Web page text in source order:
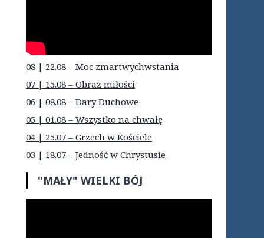
08 | 22.08 – Moc zmartwychwstania
07 | 15.08 – Obraz miłości
06 | 08.08 – Dary Duchowe
05 | 01.08 – Wszystko na chwałę
04 | 25.07 – Grzech w Kościele
03 | 18.07 – Jedność w Chrystusie
"MAŁY" WIELKI BÓJ